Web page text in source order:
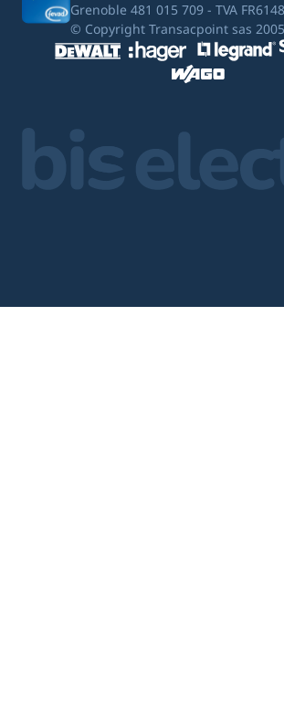
Grenoble 481 015 709 - TVA
© Copyright Transacpoint sas